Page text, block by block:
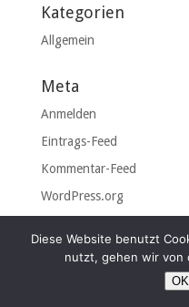
Kategorien
Allgemein
Meta
Anmelden
Eintrags-Feed
Kommentar-Feed
WordPress.org
© 2026 Haus
Diese Website benutzt
nutzt, gehen wir von
OK